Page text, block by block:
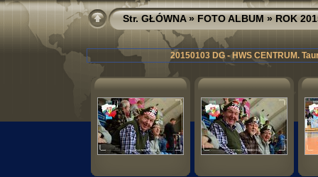
Str. GŁÓWNA»FOTO ALBUM»ROK
20150103 DG - HWS CENTRUM.